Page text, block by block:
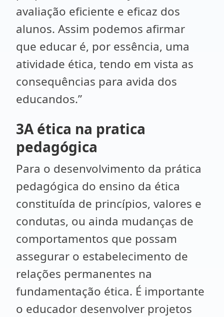
avaliação eficiente e eficaz dos
alunos. Assim podemos afirmar
que educar é, por essência, uma
atividade ética, tendo em vista as
consequências para avida dos
educandos.”
3A ética na pratica
pedagógica
Para o desenvolvimento da prática
pedagógica do ensino da ética
constituída de princípios, valores e
condutas, ou ainda mudanças de
comportamentos que possam
assegurar o estabelecimento de
relações permanentes na
fundamentação ética. É importante
o educador desenvolver projetos